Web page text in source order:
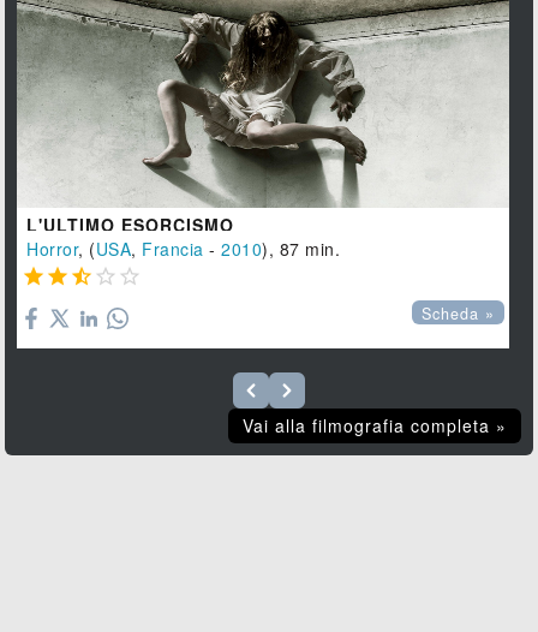
L'ULTIMO ESORCISMO
Horror, (USA, Francia -2010), 87 min.
    
Scheda »
Vai alla filmografia completa »